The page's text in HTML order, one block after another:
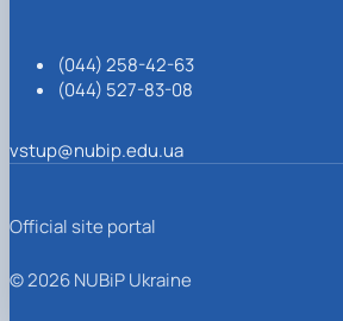
(044) 258-42-63
(044) 527-83-08
vstup@nubip.edu.ua
Official site portal
© 2026 NUBiP Ukraine